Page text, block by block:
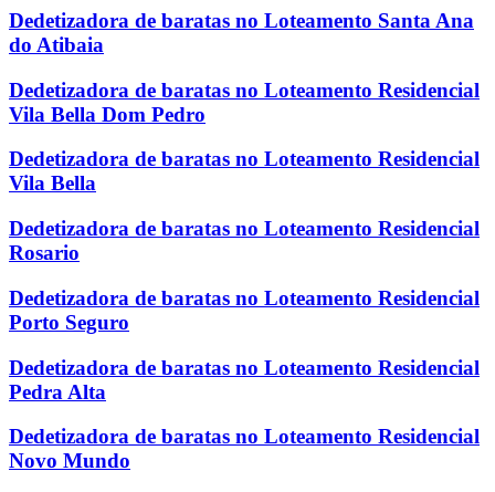
Dedetizadora de baratas no Loteamento Santa Ana
do Atibaia
Dedetizadora de baratas no Loteamento Residencial
Vila Bella Dom Pedro
Dedetizadora de baratas no Loteamento Residencial
Vila Bella
Dedetizadora de baratas no Loteamento Residencial
Rosario
Dedetizadora de baratas no Loteamento Residencial
Porto Seguro
Dedetizadora de baratas no Loteamento Residencial
Pedra Alta
Dedetizadora de baratas no Loteamento Residencial
Novo Mundo